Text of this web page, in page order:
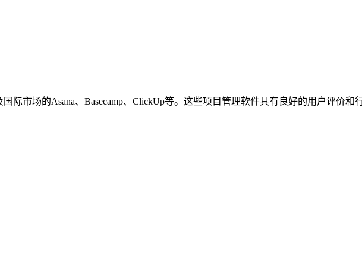
际市场的Asana、Basecamp、ClickUp等。这些项目管理软件具有良好的用户评